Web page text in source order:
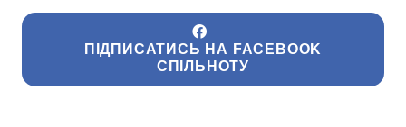
ПІДПИСАТИСЬ НА FACEBOOK
СПІЛЬНОТУ